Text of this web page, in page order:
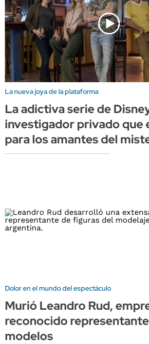
La nueva joya de la plataforma
La adictiva serie de
investigador privado que
para los amantes del
Dolor en el mundo del espectáculo
Murió Leandro Rud,
reconocido
modelos